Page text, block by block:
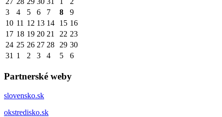
3
4 5 6 7 8
9
10 11 12 13 14 15 16
17 18 19 20 21 22 23
24 25 26 27 28 29 30
31 1 2 3 4 5 6
Partnerské weby
slovensko.sk
okstredisko.sk